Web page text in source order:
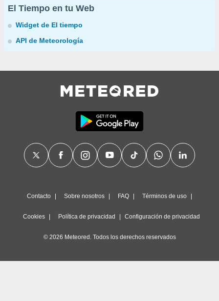
El Tiempo en tu Web
Widget de El tiempo
API de Meteorología
Contacto Sobre nosotros FAQ Términos de uso
Cookies Política de privacidad Configuración de privacidad
© 2026 Meteored. Todos los derechos reservados